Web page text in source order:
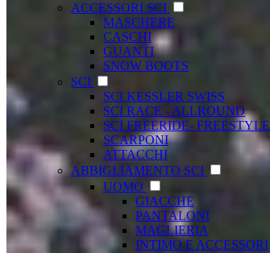
ACCESSORI SCI
MASCHERE
CASCHI
GUANTI
SNOW BOOTS
SCI
SCI KESSLER SWISS
SCI RACE - ALLROUND
SCI FREERIDE- FREESTYLE
SCARPONI
ATTACCHI
ABBIGLIAMENTO SCI
UOMO
GIACCHE
PANTALONI
MAGLIERIA
INTIMO E ACCESSORI